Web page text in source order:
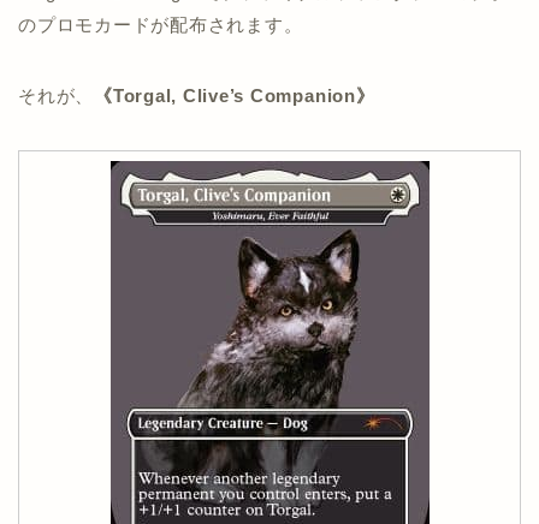
のプロモカードが配布されます。
それが、 《Torgal, Clive’s Companion》